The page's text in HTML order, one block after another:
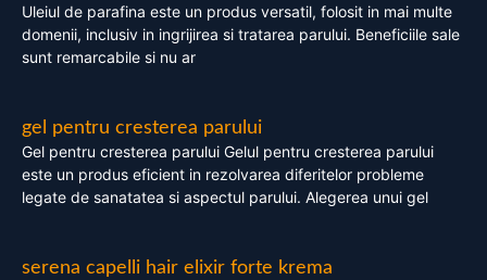
Uleiul de parafina este un produs versatil, folosit in mai multe
domenii, inclusiv in ingrijirea si tratarea parului. Beneficiile sale
sunt remarcabile si nu ar
gel pentru cresterea parului
Gel pentru cresterea parului Gelul pentru cresterea parului
este un produs eficient in rezolvarea diferitelor probleme
legate de sanatatea si aspectul parului. Alegerea unui gel
serena capelli hair elixir forte krema